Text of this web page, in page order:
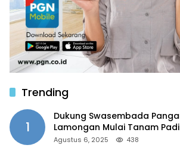
Trending
1
Dukung Swasembada
Lamongan Mulai Tanam
Agustus 6, 2025 438